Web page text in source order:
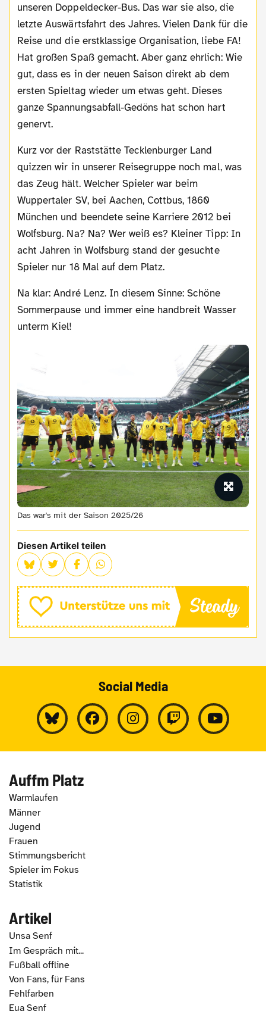
unseren Doppeldecker-Bus. Das war sie also, die
letzte Auswärtsfahrt des Jahres. Vielen Dank für die
Reise und die erstklassige Organisation, liebe FA!
Hat großen Spaß gemacht. Aber ganz ehrlich: Wie
gut, dass es in der neuen Saison direkt ab dem
ersten Spieltag wieder um etwas geht. Dieses
ganze Spannungsabfall-Gedöns hat schon hart
genervt.
Kurz vor der Raststätte Tecklenburger Land
quizzen wir in unserer Reisegruppe noch mal, was
das Zeug hält. Welcher Spieler war beim
Wuppertaler SV, bei Aachen, Cottbus, 1860
München und beendete seine Karriere 2012 bei
Wolfsburg. Na? Na? Wer weiß es? Kleiner Tipp: In
acht Jahren in Wolfsburg stand der gesuchte
Spieler nur 18 Mal auf dem Platz.
Na klar: André Lenz. In diesem Sinne: Schöne
Sommerpause und immer eine handbreit Wasser
unterm Kiel!
Das war's mit der Saison 2025/26
Diesen Artikel teilen
Social Media
Auffm Platz
Warmlaufen
Männer
Jugend
Frauen
Stimmungsbericht
Spieler im Fokus
Statistik
Artikel
Unsa Senf
Im Gespräch mit...
Fußball offline
Von Fans, für Fans
Fehlfarben
Eua Senf